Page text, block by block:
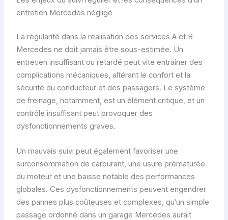
entretien Mercedes négligé
La régularité dans la réalisation des services A et B
Mercedes ne doit jamais être sous-estimée. Un
entretien insuffisant ou retardé peut vite entraîner des
complications mécaniques, altérant le confort et la
sécurité du conducteur et des passagers. Le système
de freinage, notamment, est un élément critique, et un
contrôle insuffisant peut provoquer des
dysfonctionnements graves.
Un mauvais suivi peut également favoriser une
surconsommation de carburant, une usure prématurée
du moteur et une baisse notable des performances
globales. Ces dysfonctionnements peuvent engendrer
des pannes plus coûteuses et complexes, qu’un simple
passage ordonné dans un garage Mercedes aurait